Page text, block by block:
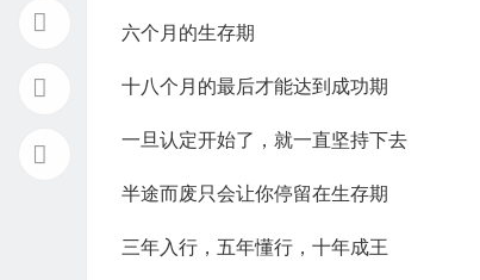
六个月的生存期
十八个月的最后才能达到成功期
一旦认定开始了，就一直坚持下去
半途而废只会让你停留在生存期
三年入行，五年懂行，十年成王